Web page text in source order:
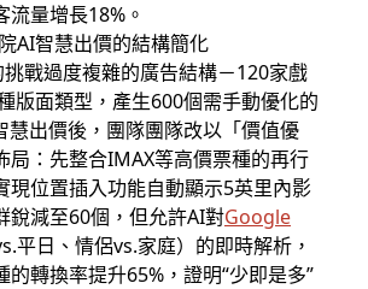
流量增長18%。
AI智慧出價的結構簡化
戰過度複雜的廣告結構－120家戲
版面類型，產生600個需手動優化的
慧出價後，團隊團隊改以「價值優
局：先整合IMAX等高價票種的再行
現位置插入功能自動顯示5英里內影
銳減至60個，但允許AI對Google
平日、情侶vs.家庭）的即時解析，
的轉換率提升65%，證明“少即是多”